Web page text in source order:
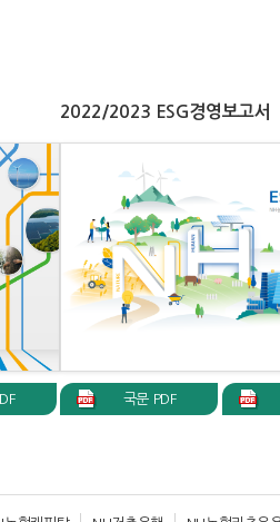
2022/2023 ESG경영보고서
국문 PDF